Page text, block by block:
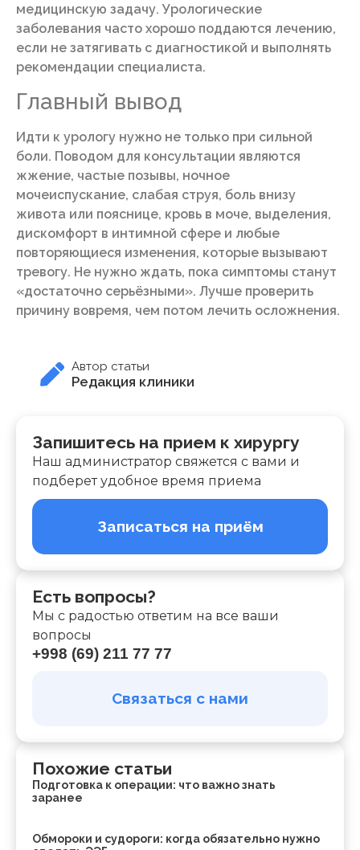
медицинскую задачу. Урологические
заболевания часто хорошо поддаются лечению,
если не затягивать с диагностикой и выполнять
рекомендации специалиста.
Главный вывод
Идти к урологу нужно не только при сильной
боли. Поводом для консультации являются
жжение, частые позывы, ночное
мочеиспускание, слабая струя, боль внизу
живота или пояснице, кровь в моче, выделения,
дискомфорт в интимной сфере и любые
повторяющиеся изменения, которые вызывают
тревогу. Не нужно ждать, пока симптомы станут
«достаточно серьёзными». Лучше проверить
причину вовремя, чем потом лечить осложнения.
Автор статьи
Редакция клиники
Запишитесь на прием к хирургу
Наш администратор свяжется с вами и
подберет удобное время приема
Записаться на приём
Есть вопросы?
Мы с радостью ответим на все ваши
вопросы
+998 (69) 211 77 77
Связаться с нами
Похожие статьи
Подготовка к операции: что важно знать
заранее
Обмороки и судороги: когда обязательно нужно